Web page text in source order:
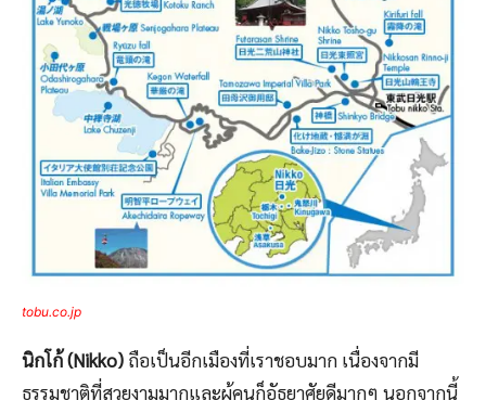
tobu.co.jp
นิกโก้ (Nikko) ถือเป็นอีกเมืองที่เราชอบมาก เนื่องจากมี
ธรรมชาติที่สวยงามมากและผู้คนก็อัธยาศัยดีมากๆ นอกจากนี้